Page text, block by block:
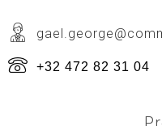
+32 472 82 31 04